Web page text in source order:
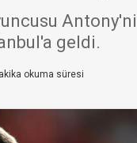
geldi.
okuma süresi